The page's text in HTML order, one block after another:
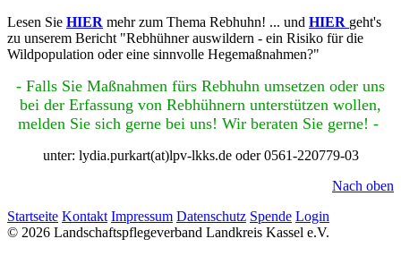
Lesen Sie HIER mehr zum Thema Rebhuhn! ... und HIER geht's
zu unserem Bericht "Rebhühner auswildern - ein Risiko für die
Wildpopulation oder eine sinnvolle Hegemaßnahmen?"
- Falls Sie Maßnahmen fürs Rebhuhn umsetzen oder uns
bei der Erfassung von Rebhühnern unterstützen wollen,
melden Sie sich gerne bei uns! Wir beraten Sie gerne! -
unter: lydia.purkart(at)lpv-lkks.de oder 0561-220779-03
Nach oben
Startseite Kontakt Impressum Datenschutz Spende Login
© 2026 Landschaftspflegeverband Landkreis Kassel e.V.